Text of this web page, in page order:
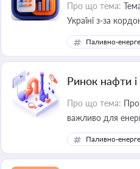
Про що тема:
Україні з-за
Паливно-
Ринок нафти і
Про що тема: Про
важливо для
Паливно-